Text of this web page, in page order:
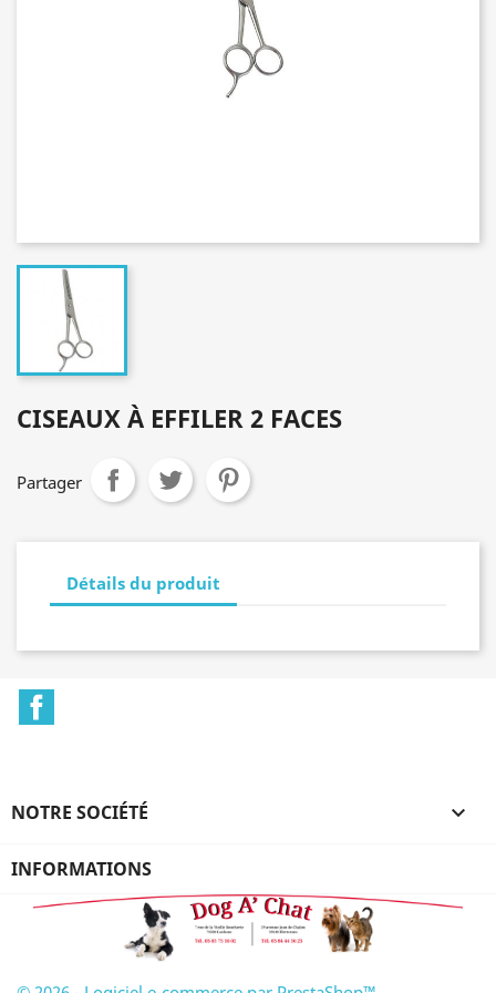
CISEAUX À EFFILER 2 FACES
Partager
Détails du produit
NOTRE SOCIÉTÉ 
INFORMATIONS